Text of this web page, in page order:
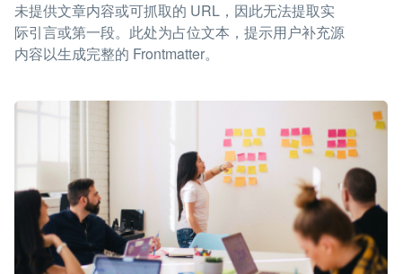
未提供文章内容或可抓取的 URL，因此无法提取实
际引言或第一段。此处为占位文本，提示用户补充源
内容以生成完整的 Frontmatter。